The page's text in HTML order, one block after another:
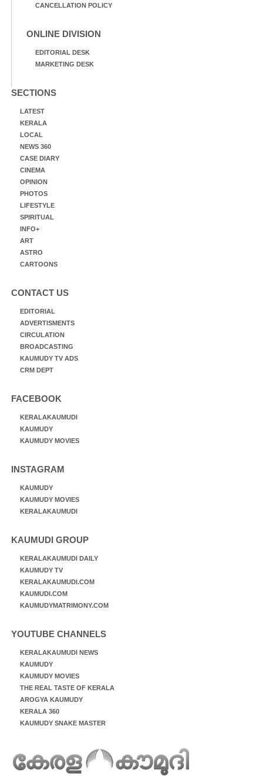
CANCELLATION POLICY
ONLINE DIVISION
EDITORIAL DESK
MARKETING DESK
SECTIONS
LATEST
KERALA
LOCAL
NEWS 360
CASE DIARY
CINEMA
OPINION
PHOTOS
LIFESTYLE
SPIRITUAL
INFO+
ART
ASTRO
CARTOONS
CONTACT US
EDITORIAL
ADVERTISMENTS
CIRCULATION
BROADCASTING
KAUMUDY TV ADS
CRM DEPT
FACEBOOK
KERALAKAUMUDI
KAUMUDY
KAUMUDY MOVIES
INSTAGRAM
KAUMUDY
KAUMUDY MOVIES
KERALAKAUMUDI
KAUMUDI GROUP
KERALAKAUMUDI DAILY
KAUMUDY TV
KERALAKAUMUDI.COM
KAUMUDI.COM
KAUMUDYMATRIMONY.COM
YOUTUBE CHANNELS
KERALAKAUMUDI NEWS
KAUMUDY
KAUMUDY MOVIES
THE REAL TASTE OF KERALA
AROGYA KAUMUDY
KERALA 360
KAUMUDY SNAKE MASTER